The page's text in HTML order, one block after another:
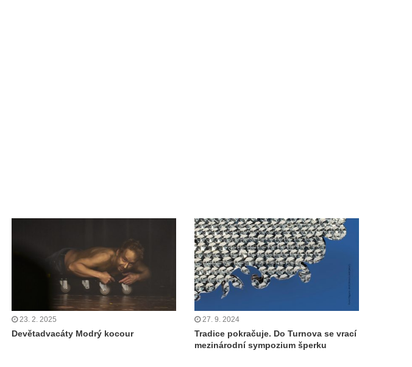
23. 2. 2025
Devětadvacáty Modrý kocour
27. 9. 2024
Tradice pokračuje. Do Turnova se vrací
mezinárodní sympozium šperku